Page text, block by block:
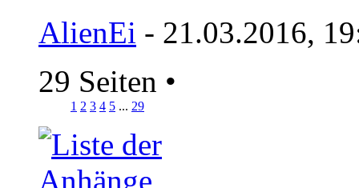
AlienEi - 21.03.2016,
29 Seiten •
1 2 3 4 5 ... 29